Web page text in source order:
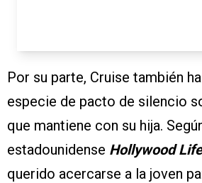
Por su parte, Cruise también
especie de pacto de silencio
que mantiene con su hija.
estadounidense Hollywood Life
querido acercarse a la joven